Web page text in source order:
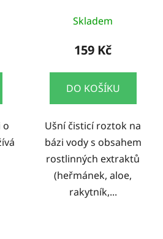
o
Skladem
159 Kč
DO KOŠÍKU
Ušní čisticí roztok na
bázi vody s obsahem
rostlinných extraktů
(heřmánek, aloe,
rakytník,...